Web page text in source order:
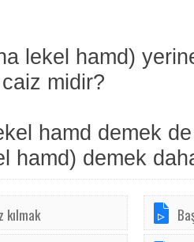
lekel hamd)
midir?
hamd demek
hamd) demek
kılmak